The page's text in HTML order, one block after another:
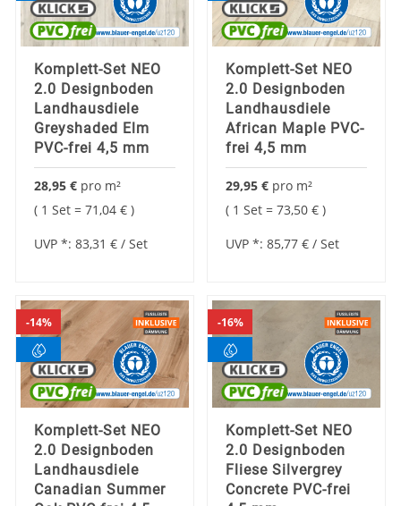
Komplett-Set NEO
2.0 Designboden
Landhausdiele
Greyshaded Elm
PVC-frei 4,5 mm
28,95 € pro m²
1 Set = 71,04 €
UVP *: 83,31 € / Set
Komplett-Set NEO
2.0 Designboden
Landhausdiele
African Maple PVC-
frei 4,5 mm
29,95 € pro m²
1 Set = 73,50 €
UVP *: 85,77 € / Set
14%
Komplett-Set NEO
2.0 Designboden
Landhausdiele
Canadian Summer
16%
Komplett-Set NEO
2.0 Designboden
Fliese Silvergrey
Concrete PVC-frei